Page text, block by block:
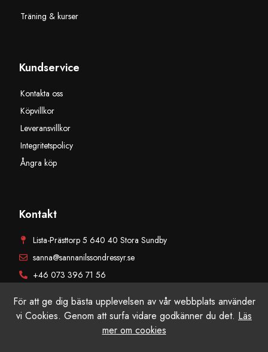
Träning & kurser
Kundservice
Kontakta oss
Köpvillkor
Leveransvillkor
Integritetspolicy
Ångra köp
Kontakt
Lista-Prästtorp 5 640 40 Stora Sundby
sanna@sannanilssondressyr.se
+46 073 396 71 56
För att ge dig bästa upplevelsen av vår webbplats använder
vi Cookies. Genom att surfa vidare godkänner du det. Läs
mer om cookies